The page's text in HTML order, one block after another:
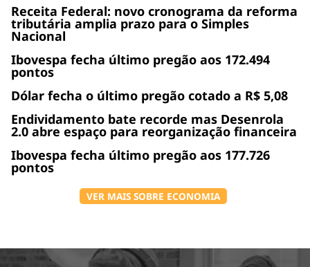
Receita Federal: novo cronograma da reforma
tributária amplia prazo para o Simples
Nacional
Ibovespa fecha último pregão aos 172.494
pontos
Dólar fecha o último pregão cotado a R$ 5,08
Endividamento bate recorde mas Desenrola
2.0 abre espaço para reorganização financeira
Ibovespa fecha último pregão aos 177.726
pontos
VER MAIS SOBRE ECONOMIA